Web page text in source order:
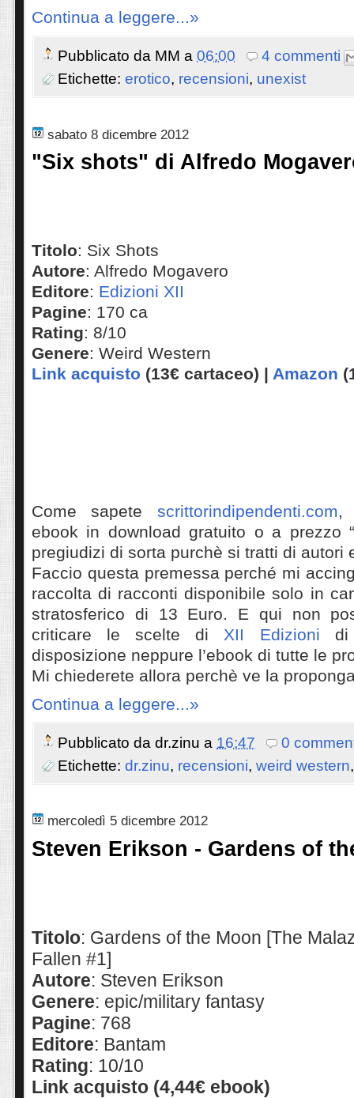
Continua a leggere...»
Pubblicato da MM a 06:00
4 commenti
Etichette: erotico, recensioni, unexist
sabato 8 dicembre 2012
"Six shots" di Alfredo
Titolo: Six Shots
Autore: Alfredo Mogavero
Editore: Edizioni XII
Pagine: 170 ca
Rating: 8/10
Genere: Weird Western
Link acquisto (13€ cartaceo) | Amazon
Come sapete scrittorindipendenti.com,
ebook in download gratuito o a prezzo
pregiudizi di sorta purchè si tratti di autori
Faccio questa premessa perché mi
raccolta di racconti disponibile solo in
stratosferico di 13 Euro. E qui non
criticare le scelte di XII Edizioni di
disposizione neppure l’ebook di tutte le
Mi chiederete allora perchè ve la
Continua a leggere...»
Pubblicato da dr.zinu a 16:47
0
Etichette: dr.zinu, recensioni, weird western
mercoledì 5 dicembre 2012
Steven Erikson - Gardens of
Titolo: Gardens of the Moon [The
Fallen #1]
Autore: Steven Erikson
Genere: epic/military fantasy
Pagine: 768
Editore: Bantam
Rating: 10/10
Link acquisto (4,44€ ebook)